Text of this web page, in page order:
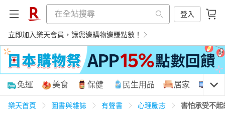
登入
立即加入樂天會員，讓您邊購物邊賺點數！
購物網分類
免運 美食 保健 民生用品 居家 3C
樂天首頁 圖書與雜誌 有聲書 心理勵志 害怕承受不